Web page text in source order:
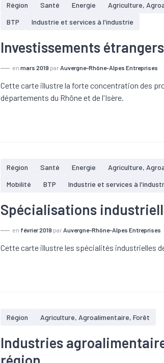
Région Santé Energie Agriculture,
BTP
Industrie et services à l'industrie
Investissements
enmars 2019 parAuvergne-Rhône-Alpes Entreprises
Cette carte illustre la forte concentration des
départements du Rhône et de l'Isère.
Région Santé Energie Agriculture,
Mobilité
BTP Industrie et services à
Spécialisations
en février 2019 parAuvergne-Rhône-Alpes Entreprises
Cette carte illustre les spécialités industrielles
Région Agriculture, Agroalimentaire, Forêt
Industries